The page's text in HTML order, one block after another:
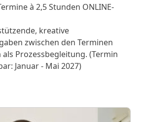
à 2,5 Stunden ONLINE-
kreative
zwischen den Terminen
als Prozessbegleitung. (Termin
Januar - Mai 2027)